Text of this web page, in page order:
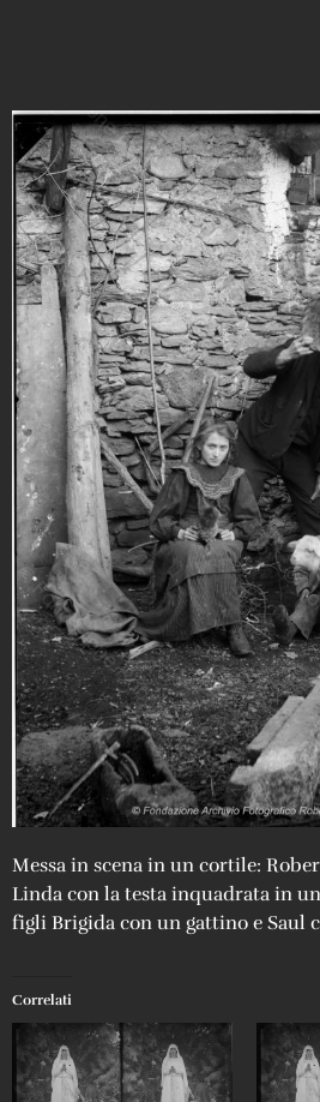
Messa in scena in un cortile:
Linda con la testa inquadrata in
figli Brigida con un gattino e Saul
Correlati